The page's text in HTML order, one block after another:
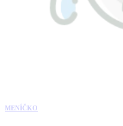
MENÍČKO